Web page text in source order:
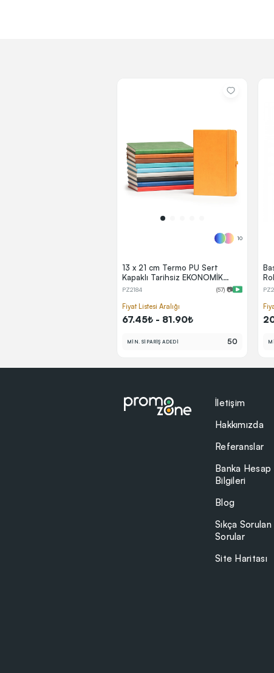
10
13 x 21 cm Termo PU Sert
Kapaklı Tarihsiz EKONOMİK
Defter, 160 Sayfa, 60 gr
Esnek Kapak Lastikli, Kalem
Tutuculu
PZ2184 (57) 📷
Fiyat Listesi Aralığı
67.45₺ - 81.90₺
MİN. SİPARİŞ ADEDİ 50
İletişim
Hakkımızda
Referanslar
Banka Hesap
Bilgileri
Blog
Sıkça Sorulan
Sorular
Site Haritası